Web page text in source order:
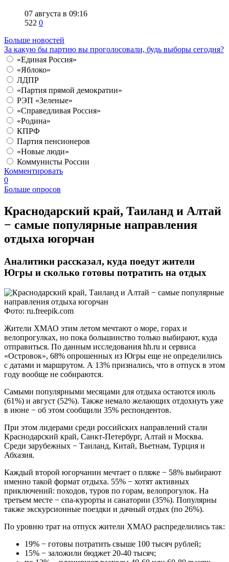
07 августа в 09:16
522 0
Больше новостей
За какую бы партию вы проголосовали, будь выборы сегодня?
«Единая Россия»
«Яблоко»
ЛДПР
«Партия прямой демократии»
РЭП «Зеленые»
«Справедливая Россия»
«Родина»
КПРФ
Партия пенсионеров
«Новые люди»
Коммунисты России
Комментировать
0
Больше опросов
​Краснодарский край, Таиланд и Алтай
− самые популярные направления
отдыха югорчан
Аналитики рассказал, куда поедут жители
Югры и сколько готовы потратить на отдых
Фото: ru.freepik.com
Жители ХМАО этим летом мечтают о море, горах и
велопрогулках, но пока большинство только выбирают, куда
отправиться. По данным исследования hh.ru и сервиса
«Островок», 68% опрошенных из Югры еще не определились
с датами и маршрутом. А 13% признались, что в отпуск в этом
году вообще не собираются.
Самыми популярными месяцами для отдыха остаются июль
(61%) и август (52%). Также немало желающих отдохнуть уже
в июне − об этом сообщили 35% респондентов.
При этом лидерами среди российских направлений стали
Краснодарский край, Санкт-Петербург, Алтай и Москва.
Среди зарубежных − Таиланд, Китай, Вьетнам, Турция и
Абхазия.
Каждый второй югорчанин мечтает о пляже − 58% выбирают
именно такой формат отдыха. 55% − хотят активных
приключений: походов, туров по горам, велопрогулок. На
третьем месте − спа-курорты и санатории (35%). Популярны
также экскурсионные поездки и дачный отдых (по 26%).
По уровню трат на отпуск жители ХМАО распределились так:
19% − готовы потратить свыше 100 тысяч рублей;
15% − заложили бюджет 20-40 тысяч;